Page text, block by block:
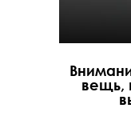
вещь,